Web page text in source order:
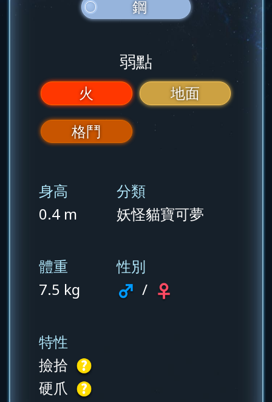
鋼
弱點
火
地面
格鬥
身高
0.4 m
分類
妖怪貓寶可夢
體重
7.5 kg
性別
/
特性
撿拾
硬爪